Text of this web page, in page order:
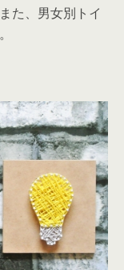
た、男女別トイ